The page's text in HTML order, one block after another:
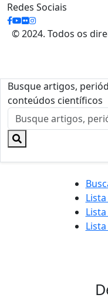
Redes Sociais
© 2024. Todos os
Busque artigos,
conteúdos científicos